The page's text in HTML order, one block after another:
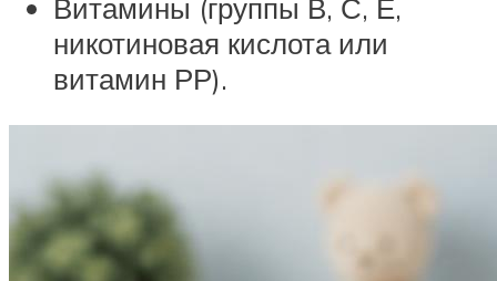
Витамины (группы В, С, Е,
никотиновая кислота или
витамин РР).